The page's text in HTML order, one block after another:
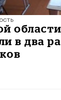
в два